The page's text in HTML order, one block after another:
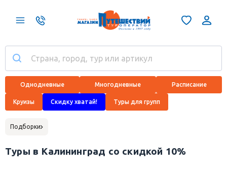
Однодневные Многодневные Расписание
Круизы Скидку хватай! Туры для групп
Подборки
Туры в Калининград со скидкой 10%